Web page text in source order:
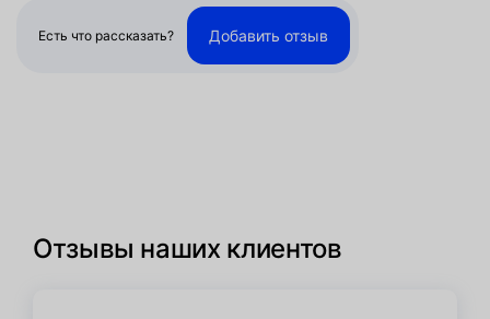
Есть что рассказать? Добавить отзыв
Отзывы наших клиентов